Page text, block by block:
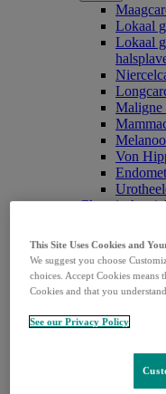
Lokaal
Lokaal
Maligne
Von
Chronische
Infectieziekten
Terug
CMV
Vaccins
This Site Uses Cookies and
We suggest you choose
choices. Accept Cookies
Cookies and that you
See our Privacy Policy